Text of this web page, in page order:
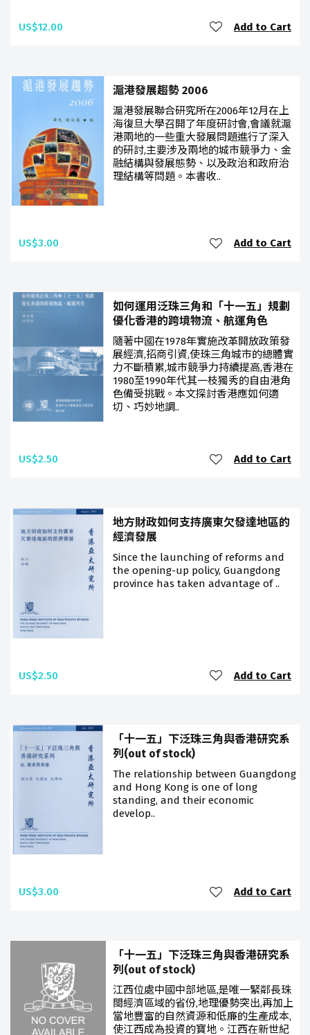
US$12.00 Add to Cart
滬港發展趨勢 2006
滬港發展聯合研究所在2006年12月在上
海復旦大學召開了年度研討會,會議就滬
港兩地的一些重大發展問題進行了深入
的研討,主要涉及兩地的城市競爭力、金
融結構與發展態勢、以及政治和政府治
理結構等問題。本書收..
US$3.00 Add to Cart
如何運用泛珠三角和「十一五」規劃
優化香港的跨境物流、航運角色
隨著中國在1978年實施改革開放政策發
展經濟,招商引資,使珠三角城市的總體實
力不斷積累,城市競爭力持續提高,香港在
1980至1990年代其一枝獨秀的自由港角
色備受挑戰。本文探討香港應如何適
切、巧妙地調..
US$2.50 Add to Cart
地方財政如何支持廣東欠發達地區的
經濟發展
Since the launching of reforms and
the opening-up policy, Guangdong
province has taken advantage of ..
US$2.50 Add to Cart
「十一五」下泛珠三角與香港研究系
列(out of stock)
The relationship between Guangdong
and Hong Kong is one of long
standing, and their economic
develop..
US$3.00 Add to Cart
「十一五」下泛珠三角與香港研究系
列(out of stock)
江西位處中國中部地區,是唯一緊鄰長珠
閩經濟區域的省份,地理優勢突出,再加上
當地豐富的自然資源和低廉的生產成本,
使江西成為投資的寶地。江西在新世紀